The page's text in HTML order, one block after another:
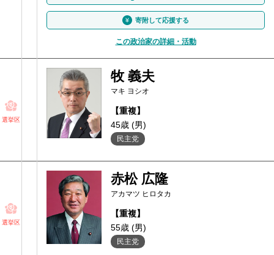
寄附して応援する
この政治家の詳細・活動
選挙区
牧 義夫
マキ ヨシオ
【重複】
45歳 (男)
民主党
選挙区
赤松 広隆
アカマツ ヒロタカ
【重複】
55歳 (男)
民主党